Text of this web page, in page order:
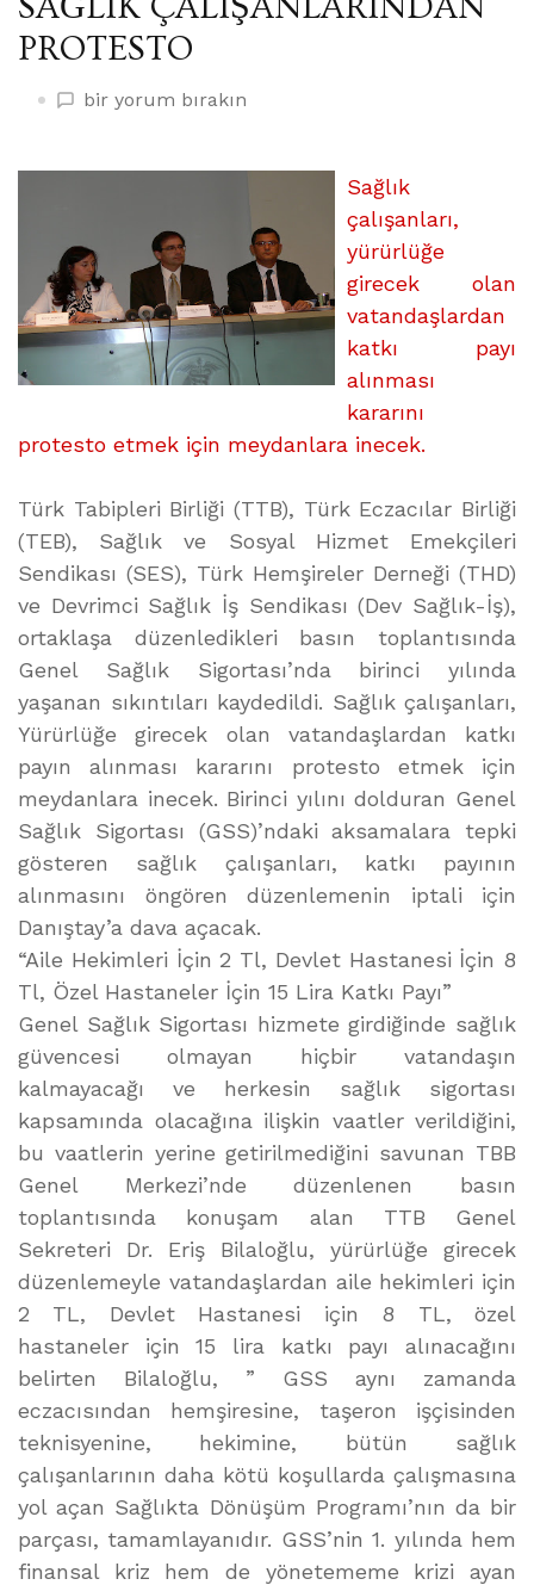
PROTESTO
SAĞLIK
bir yorum bırakın
Sağlık
çalışanları,
yürürlüğe
girecek olan
vatandaşlardan
katkı payı
alınması
kararını
protesto etmek için meydanlara inecek.
Türk Tabipleri Birliği (TTB), Türk Eczacılar Birliği
(TEB), Sağlık ve Sosyal Hizmet Emekçileri
Sendikası (SES), Türk Hemşireler Derneği (THD)
ve Devrimci Sağlık İş Sendikası (Dev Sağlık-İş),
ortaklaşa düzenledikleri basın toplantısında
Genel Sağlık Sigortası’nda birinci yılında
yaşanan sıkıntıları kaydedildi. Sağlık çalışanları,
Yürürlüğe girecek olan vatandaşlardan katkı
payın alınması kararını protesto etmek için
meydanlara inecek. Birinci yılını dolduran Genel
Sağlık Sigortası (GSS)’ndaki aksamalara tepki
gösteren sağlık çalışanları, katkı payının
alınmasını öngören düzenlemenin iptali için
Danıştay’a dava açacak.
“Aile Hekimleri İçin 2 Tl, Devlet Hastanesi İçin 8
Tl, Özel Hastaneler İçin 15 Lira Katkı Payı”
Genel Sağlık Sigortası hizmete girdiğinde sağlık
güvencesi olmayan hiçbir vatandaşın
kalmayacağı ve herkesin sağlık sigortası
kapsamında olacağına ilişkin vaatler verildiğini,
bu vaatlerin yerine getirilmediğini savunan TBB
Genel Merkezi’nde düzenlenen basın
toplantısında konuşam alan TTB Genel
Sekreteri Dr. Eriş Bilaloğlu, yürürlüğe girecek
düzenlemeyle vatandaşlardan aile hekimleri için
2 TL, Devlet Hastanesi için 8 TL, özel
hastaneler için 15 lira katkı payı alınacağını
belirten Bilaloğlu, ” GSS aynı zamanda
eczacısından hemşiresine, taşeron işçisinden
teknisyenine, hekimine, bütün sağlık
çalışanlarının daha kötü koşullarda çalışmasına
yol açan Sağlıkta Dönüşüm Programı’nın da bir
parçası, tamamlayanıdır. GSS’nin 1. yılında hem
finansal kriz hem de yönetememe krizi ayan